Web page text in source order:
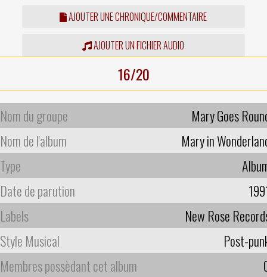
AJOUTER UNE CHRONIQUE/COMMENTAIRE
AJOUTER UN FICHIER AUDIO
16/20
Nom du groupe
Mary Goes
Nom de l'album
Mary in
Type
Date de parution
Labels
New Rose
Style Musical
Post-
Membres possèdant cet album